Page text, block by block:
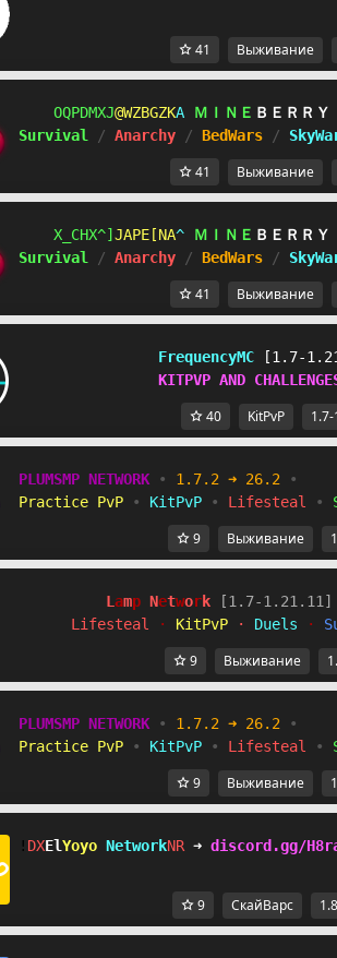
41 Выживание
Y\R^NRL\BPE\MD@ ＭＩＮＥ ＢＥＲＲＹ
Survival
/ Anarchy / BedWars /
41 Выживание
UDS\GFZ @MVRPHIR ＭＩＮＥ ＢＥＲＲＹ
Survival
/ Anarchy / BedWars /
41 Выживание
FrequencyMC
[1.7-
KITPVP AND
40 KitPvP 1.7-
PLUMSMP NETWORK • 1.7.2 ➜ 26.2
•
Practice PvP
• KitPvP • Lifesteal •
9 Выживание
L amp Network
[1.7-1.21.11]
Lifesteal
· KitPvP · Duels ·
9 Выживание
PLUMSMP NETWORK • 1.7.2 ➜ 26.2
•
Practice PvP
• KitPvP • Lifesteal •
9 Выживание
! BCElYoyo NetworkZA ➜ discord.gg/
9 СкайВарс